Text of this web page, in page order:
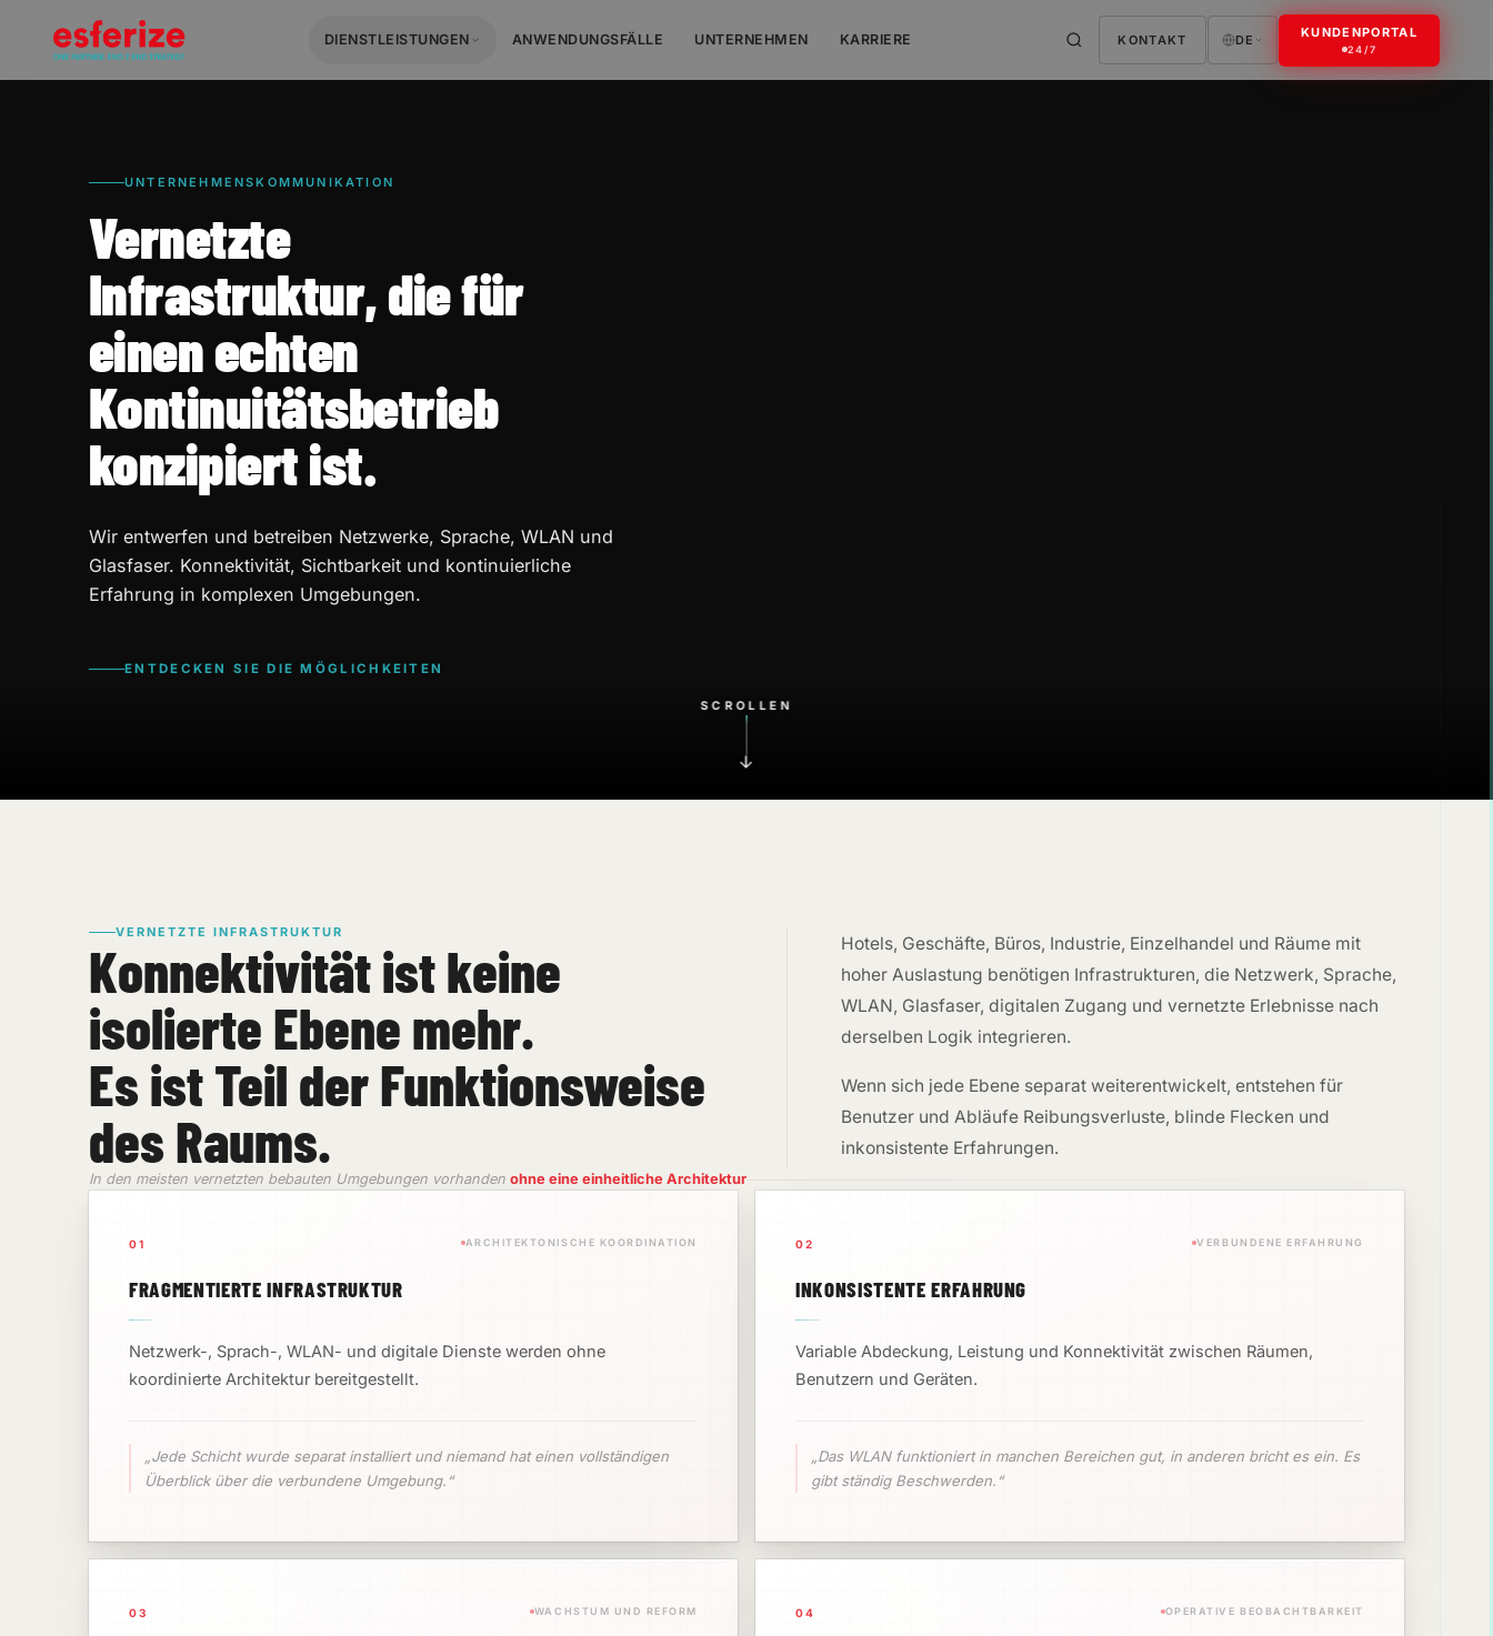
DIENSTLEISTUNGEN ANWENDUNGSFÄLLE UNTERNEHMEN KARRIERE KONTAKT DE
KUNDENPORTAL
24/7
UNTERNEHMENSKOMMUNIKATION
Vernetzte
Infrastruktur, die für
einen echten
Kontinuitätsbetrieb
konzipiert ist.
Wir entwerfen und betreiben Netzwerke, Sprache, WLAN und
Glasfaser. Konnektivität, Sichtbarkeit und kontinuierliche
Erfahrung in komplexen Umgebungen.
ENTDECKEN SIE DIE MÖGLICHKEITEN
SCROLLEN
VERNETZTE INFRASTRUKTUR
Konnektivität ist keine
isolierte Ebene mehr.
Es ist Teil der Funktionsweise
des Raums.
Hotels, Geschäfte, Büros, Industrie, Einzelhandel und Räume mit
hoher Auslastung benötigen Infrastrukturen, die Netzwerk, Sprache,
WLAN, Glasfaser, digitalen Zugang und vernetzte Erlebnisse nach
derselben Logik integrieren.
Wenn sich jede Ebene separat weiterentwickelt, entstehen für
Benutzer und Abläufe Reibungsverluste, blinde Flecken und
inkonsistente Erfahrungen.
In den meisten vernetzten bebauten Umgebungen vorhanden ohne eine einheitliche Architektur
01 ARCHITEKTONISCHE KOORDINATION
FRAGMENTIERTE INFRASTRUKTUR
Netzwerk-, Sprach-, WLAN- und digitale Dienste werden ohne
koordinierte Architektur bereitgestellt.
„Jede Schicht wurde separat installiert und niemand hat einen vollständigen
Überblick über die verbundene Umgebung.“
02 VERBUNDENE ERFAHRUNG
INKONSISTENTE ERFAHRUNG
Variable Abdeckung, Leistung und Konnektivität zwischen Räumen,
Benutzern und Geräten.
„Das WLAN funktioniert in manchen Bereichen gut, in anderen bricht es ein. Es
gibt ständig Beschwerden.“
03 WACHSTUM UND REFORM 04 OPERATIVE BEOBACHTBARKEIT